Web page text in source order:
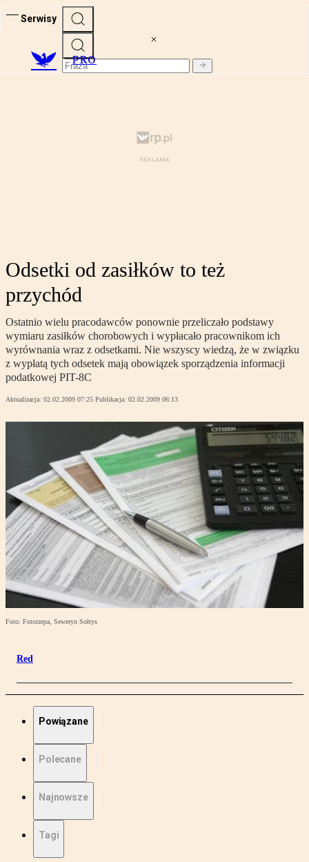
Serwisy
PRO
Odsetki od zasiłków to też
przychód
Ostatnio wielu pracodawców ponownie przeliczało podstawy
wymiaru zasiłków chorobowych i wypłacało pracownikom ich
wyrównania wraz z odsetkami. Nie wszyscy wiedzą, że w związku
z wypłatą tych odsetek mają obowiązek sporządzenia informacji
podatkowej PIT-8C
Aktualizacja: 02.02.2009 07:25 Publikacja: 02.02.2009 06:13
Foto: Fotorzepa, Seweryn Sołtys
Red
Powiązane
Polecane
Najnowsze
Tagi